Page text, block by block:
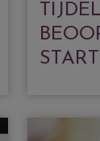
START